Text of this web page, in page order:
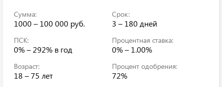
Сумма:
1000 – 100 000 руб.
Срок:
3 – 180 дней
ПСК:
0% – 292% в год
Процентная ставка:
0% – 1.00%
Возраст:
18 – 75 лет
Процент одобрения:
72%